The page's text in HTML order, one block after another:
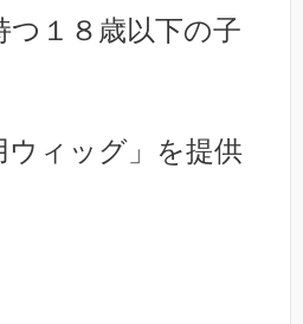
つ１８歳以下の子
ウィッグ」を提供